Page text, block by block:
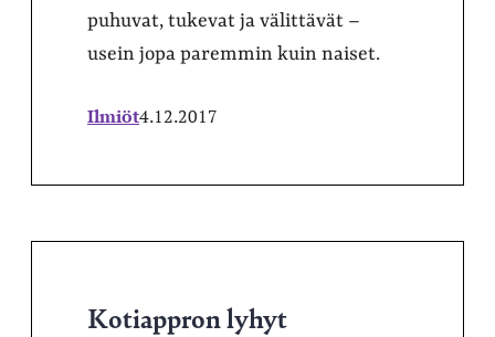
puhuvat, tukevat ja välittävät –
usein jopa paremmin kuin naiset.
Ilmiöt4.12.2017
Kotiappron lyhyt